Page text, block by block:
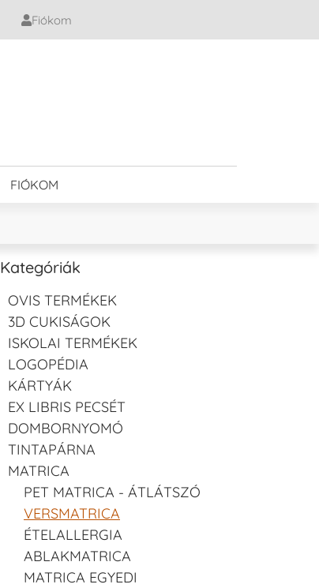
Fiókom
FIÓKOM
Kategóriák
OVIS TERMÉKEK
3D CUKISÁGOK
ISKOLAI TERMÉKEK
LOGOPÉDIA
KÁRTYÁK
EX LIBRIS PECSÉT
DOMBORNYOMÓ
TINTAPÁRNA
MATRICA
PET MATRICA - ÁTLÁTSZÓ
VERSMATRICA
ÉTELALLERGIA
ABLAKMATRICA
MATRICA EGYEDI